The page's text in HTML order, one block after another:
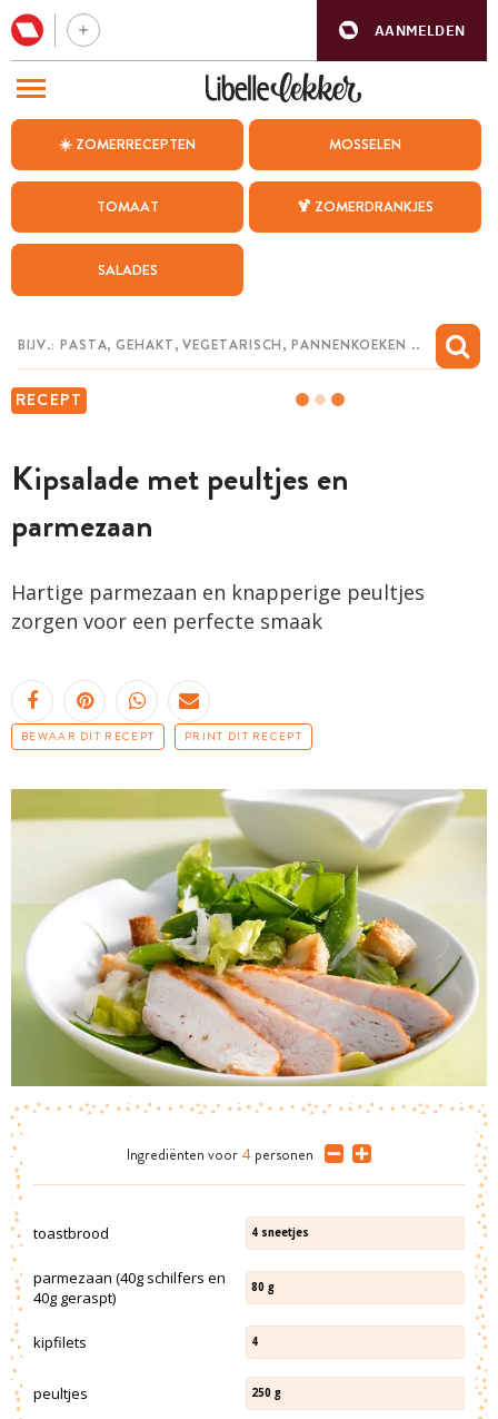
AANMELDEN
☀️ ZOMERRECEPTEN MOSSELEN
TOMAAT 🍹 ZOMERDRANKJES
SALADES
RECEPT
Kipsalade met peultjes en
parmezaan
Hartige parmezaan en knapperige peultjes
zorgen voor een perfecte smaak
BEWAAR DIT RECEPT PRINT DIT RECEPT
Ingrediënten voor 4 personen
toastbrood 4 sneetjes
parmezaan (40g schilfers en
40g geraspt)
80 g
kipfilets 4
peultjes 250 g
BEZOEK ONZE ANDERE WEBSITES
WEEKMENU
CHAT MET MAIA
MIJN BEWAARDE RECEPTEN